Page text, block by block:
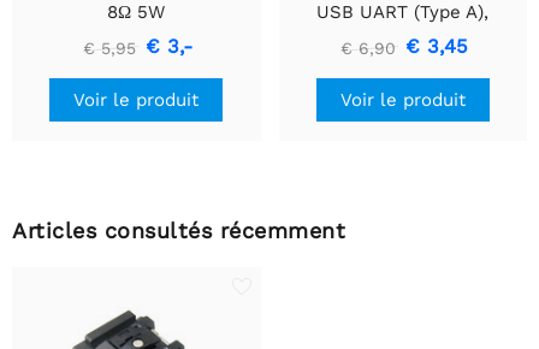
8Ω 5W
€ 5,95 € 3,-
Voir le produit
USB UART (Type A),
Module de communication
USB vers TTL (UART)
€ 6,90 € 3,45
Voir le produit
Articles consultés récemment